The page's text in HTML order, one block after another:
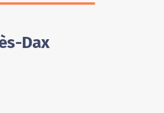
Dax